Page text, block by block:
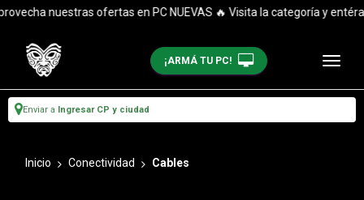
nuestras ofertas en PC NUEVAS 🔥 Visita la categoría y entérate
¡ARMÁ TU PC!
Enviar a Ingresar CP y ciudad
Inicio Conectividad Cables